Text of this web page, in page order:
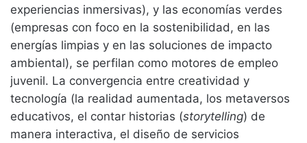
experiencias inmersivas), y las economías verdes
(empresas con foco en la sostenibilidad, en las
energías limpias y en las soluciones de impacto
ambiental), se perfilan como motores de empleo
juvenil. La convergencia entre creatividad y
tecnología (la realidad aumentada, los metaversos
educativos, el contar historias (storytelling) de
manera interactiva, el diseño de servicios